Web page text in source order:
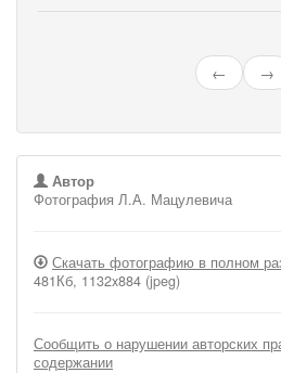
← →
Автор
Фотография Л.А. Мацулевича
Скачать фотографию в полном
481Кб, 1132x884 (jpeg)
Сообщить о нарушении авторских
содержании